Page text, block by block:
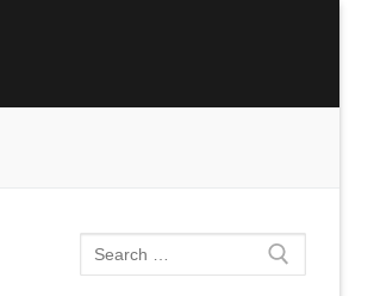
Caută
după: